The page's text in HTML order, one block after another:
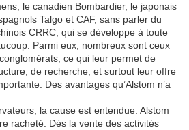
le canadien Bombardier, le japonais
Talgo et CAF, sans parler du
CRRC, qui se développe à toute
Parmi eux, nombreux sont ceux
ce qui leur permet de
de recherche, et surtout leur offre
Des avantages qu’Alstom n’a
la cause est entendue. Alstom
racheté. Dès la vente des activités